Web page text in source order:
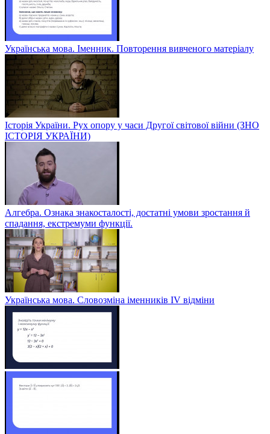
Українська мова. Іменник. Повторення вивченого матеріалу
Історія України. Рух опору у часи Другої світової війни (ЗНО
ІСТОРІЯ УКРАЇНИ)
Алгебра. Ознака знакосталості, достатні умови зростання й
спадання, екстремуми функції.
Українська мова. Словозміна іменників ІV відміни